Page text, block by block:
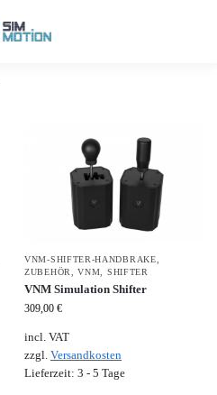
VNM-SHIFTER-HANDBRAKE
ZUBEHÖR
,VNM SHIFTER
VNM Simulation Shifter
309,00 €
incl. VAT
zzgl. Versandkosten
Lieferzeit: 3 - 5 Tage